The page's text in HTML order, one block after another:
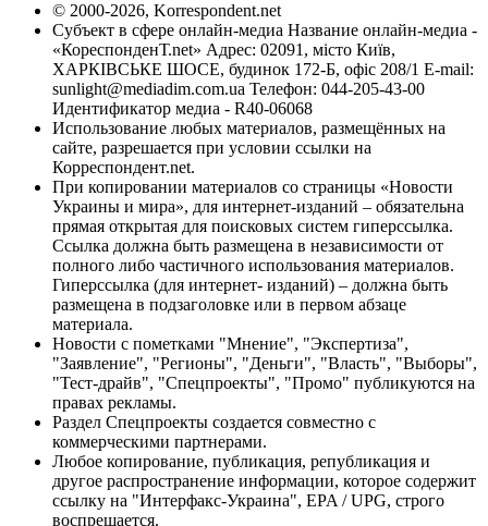
© 2000-2026, Korrespondent.net
Субъект в сфере онлайн-медиа Название онлайн-медиа -
«КореспонденТ.net» Адрес: 02091, місто Київ,
ХАРКІВСЬКЕ ШОСЕ, будинок 172-Б, офіс 208/1 E-mail:
sunlight@mediadim.com.ua Телефон: 044-205-43-00
Идентификатор медиа - R40-06068
Использование любых материалов, размещённых на
сайте, разрешается при условии ссылки на
Корреспондент.net.
При копировании материалов со страницы «Новости
Украины и мира», для интернет-изданий – обязательна
прямая открытая для поисковых систем гиперссылка.
Ссылка должна быть размещена в независимости от
полного либо частичного использования материалов.
Гиперссылка (для интернет- изданий) – должна быть
размещена в подзаголовке или в первом абзаце
материала.
Новости с пометками "Мнение", "Экспертиза",
"Заявление", "Регионы", "Деньги", "Власть", "Выборы",
"Тест-драйв", "Спецпроекты", "Промо" публикуются на
правах рекламы.
Раздел Спецпроекты создается совместно с
коммерческими партнерами.
Любое копирование, публикация, републикация и
другое распространение информации, которое содержит
ссылку на "Интерфакс-Украина", EPA / UPG, строго
воспрещается.